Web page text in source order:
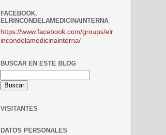
FACEBOOK.
ELRINCONDELAMEDICINAINTERNA
https://www.facebook.com/groups/elr
incondelamedicinainterna/
BUSCAR EN ESTE BLOG
VISITANTES
DATOS PERSONALES